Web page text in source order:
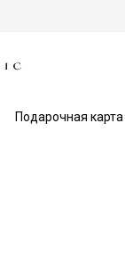
Подарочная карта